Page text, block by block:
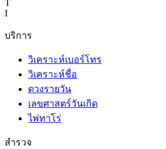
T
I
บริการ
วิเคราะห์เบอร์โทร
วิเคราะห์ชื่อ
ดวงรายวัน
เลขศาสตร์วันเกิด
ไพ่ทาโร่
สำรวจ